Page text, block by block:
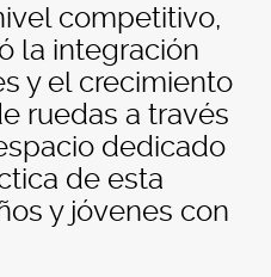
competitivo,
la integración
y el crecimiento
ruedas a través
dedicado
de esta
y jóvenes con